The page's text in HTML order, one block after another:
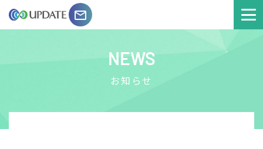
email
NEWS
お知らせ